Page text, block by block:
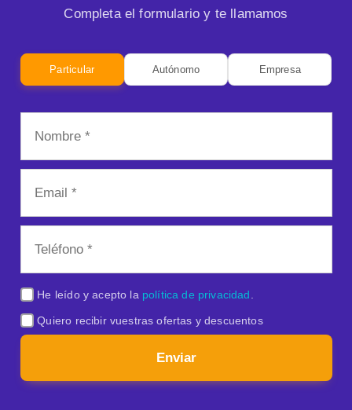
Completa el formulario y te llamamos
Particular Autónomo Empresa
He leído y acepto la política de privacidad
Quiero recibir vuestras ofertas y descuentos
Enviar